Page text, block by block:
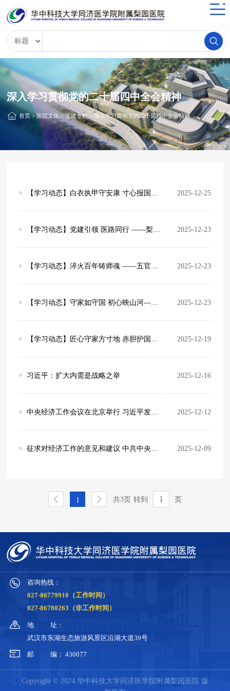
深入学习贯彻党的二十届四中全会精神
首页>医院文化>党建专栏 >深入学习贯彻党的二十届四中全会精神
【学习动态】白衣执甲守安康 寸心报国护山河 ——心血管临床医学中心党支部观看影片《得闲谨制》主题党日活动 2025-12-25
【学习动态】党建引领 医路同行 ——梨园医院肾病学科党支部赴孝昌县第一人民医院开展义诊活动 2025-12-23
【学习动态】淬火百年铸师魂 ——五官科党支部参观钢铁院士崔崑专题展 2025-12-23
【学习动态】守家如守国 初心映山河——机关一党支部观看《得闲谨制》主题党日活动 2025-12-23
【学习动态】匠心守家方寸地 赤胆护国万重山 —— 财经党支部观看《得闲谨制》党日活动 2025-12-19
习近平：扩大内需是战略之举 2025-12-16
中央经济工作会议在北京举行 习近平发表重要讲话 2025-12-12
征求对经济工作的意见和建议 中共中央召开党外人士座谈会 习近平主持并发表重要讲话 2025-12-09
1 共3页 转到 页
咨询热线：
027-86779910（工作时间）
027-86780263（非工作时间）
地
址：
武汉市东湖生态旅游风景区沿湖大道39号
邮 编： 430077
Copyright © 2024 华中科技大学同济医学院附属梨园医院 版